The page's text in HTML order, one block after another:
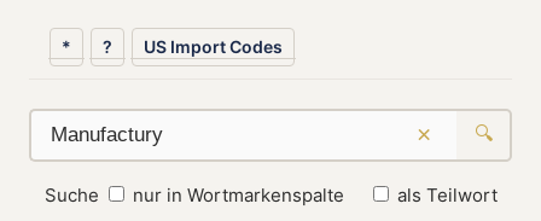
* ? US Import Codes
× 🔍
Suche nur in Wortmarkenspalte als Teilwort